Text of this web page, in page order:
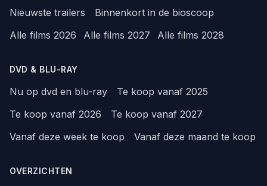
Nieuwste trailers
Binnenkort in de bioscoop
Alle films 2026
Alle films 2027 Alle films 2028
DVD & BLU-RAY
Nu op dvd en blu-ray
Te koop vanaf 2025
Te koop vanaf 2026
Te koop vanaf 2027
Vanaf deze week te koop
Vanaf deze maand te koop
OVERZICHTEN